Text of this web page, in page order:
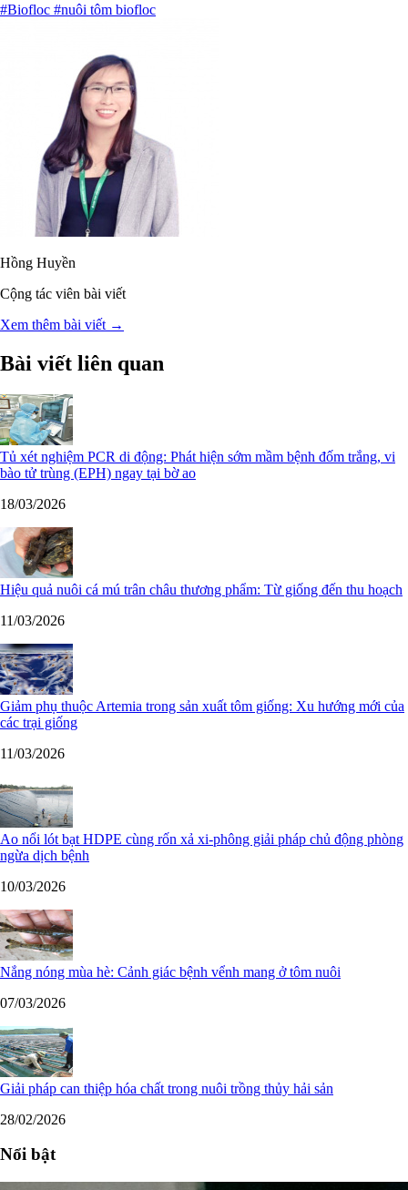
#Biofloc #nuôi tôm biofloc
Hồng Huyền
Cộng tác viên bài viết
Xem thêm bài viết →
Bài viết liên quan
Tủ xét nghiệm PCR di động: Phát hiện sớm mầm bệnh đốm trắng, vi
bào tử trùng (EPH) ngay tại bờ ao
18/03/2026
Hiệu quả nuôi cá mú trân châu thương phẩm: Từ giống đến thu hoạch
11/03/2026
Giảm phụ thuộc Artemia trong sản xuất tôm giống: Xu hướng mới của
các trại giống
11/03/2026
Ao nổi lót bạt HDPE cùng rốn xả xi-phông giải pháp chủ động phòng
ngừa dịch bệnh
10/03/2026
Nắng nóng mùa hè: Cảnh giác bệnh vểnh mang ở tôm nuôi
07/03/2026
Giải pháp can thiệp hóa chất trong nuôi trồng thủy hải sản
28/02/2026
Nổi bật